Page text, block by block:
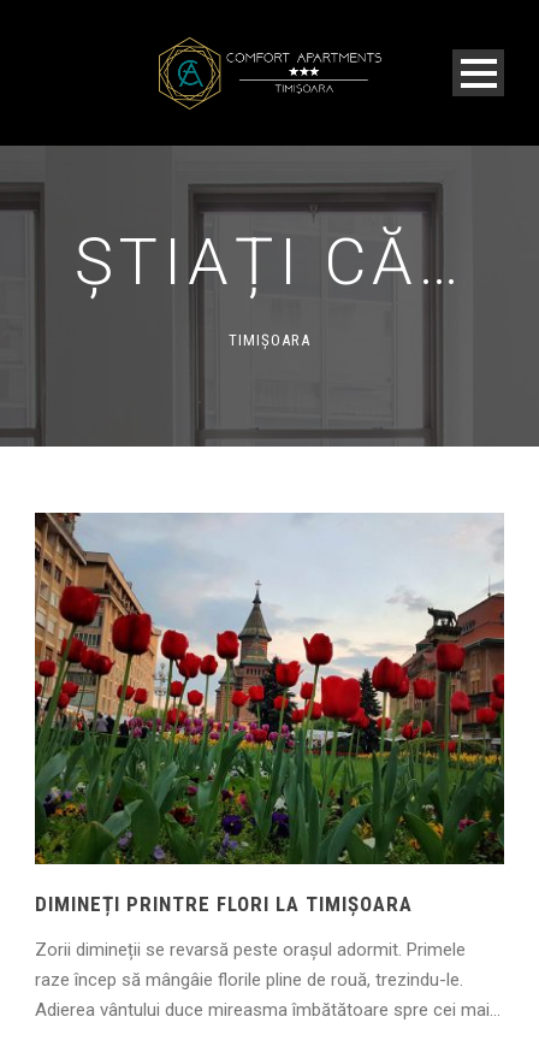
ȘTIAȚI CĂ…
TIMIȘOARA
DIMINEȚI PRINTRE FLORI LA TIMIȘOARA
Zorii dimineții se revarsă peste orașul adormit. Primele
raze încep să mângâie florile pline de rouă, trezindu-le.
Adierea vântului duce mireasma îmbătătoare spre cei mai...